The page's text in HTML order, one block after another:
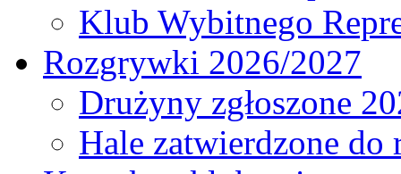
Klub Wybitnego
Rozgrywki 2026/2027
Drużyny zgłoszone
Hale zatwierdzone